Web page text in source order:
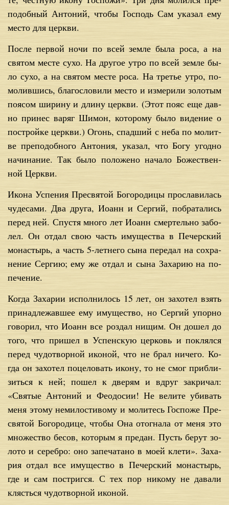
по­доб­ный Ан­то­ний, чтобы Гос­подь Сам ука­зал ему
ме­сто для церк­ви.
По­сле пер­вой но­чи по всей зем­ле бы­ла ро­са, а на
свя­том ме­сте су­хо. На дру­гое утро по всей зем­ле бы­
ло су­хо, а на свя­том ме­сте ро­са. На тре­тье утро, по­
мо­лив­шись, бла­го­сло­ви­ли ме­сто и из­ме­ри­ли зо­ло­тым
по­я­сом ши­ри­ну и дли­ну церк­ви. (Этот по­яс еще дав­
но при­нес ва­ряг Ши­мон, ко­то­ро­му бы­ло ви­де­ние о
по­строй­ке церк­ви.) Огонь, спад­ший с неба по мо­лит­
ве пре­по­доб­но­го Ан­то­ния, ука­зал, что Бо­гу угод­но
на­чи­на­ние. Так бы­ло по­ло­же­но на­ча­ло Бо­же­ствен­
ной Церк­ви.
Ико­на Успе­ния Пре­свя­той Бо­го­ро­ди­цы про­сла­ви­лась
чу­де­са­ми. Два дру­га, Иоанн и Сер­гий, по­бра­та­лись
пе­ред ней. Спу­стя мно­го лет Иоанн смер­тель­но за­бо­
лел. Он от­дал свою часть иму­ще­ства в Пе­чер­ский
мо­на­стырь, а часть 5-лет­не­го сы­на пе­ре­дал на со­хра­
не­ние Сер­гию; ему же от­дал и сы­на За­ха­рию на по­
пе­че­ние.
Ко­гда За­ха­рии ис­пол­ни­лось 15 лет, он за­хо­тел взять
при­над­ле­жав­шее ему иму­ще­ство, но Сер­гий упор­но
го­во­рил, что Иоанн все роз­дал ни­щим. Он до­шел до
то­го, что при­шел в Успен­скую цер­ковь и по­клял­ся
пе­ред чу­до­твор­ной ико­ной, что не брал ни­че­го. Ко­
гда он за­хо­тел по­це­ло­вать ико­ну, то не смог при­бли­
зить­ся к ней; по­шел к две­рям и вдруг за­кри­чал:
«Свя­тые Ан­то­ний и Фе­о­до­сии! Не ве­ли­те уби­вать
ме­ня это­му неми­ло­сти­во­му и мо­ли­тесь Гос­по­же Пре­
свя­той Бо­го­ро­ди­це, чтобы Она ото­гна­ла от ме­ня это
мно­же­ство бе­сов, ко­то­рым я пре­дан. Пусть бе­рут зо­
ло­то и се­реб­ро: оно за­пе­ча­та­но в мо­ей кле­ти». За­ха­
рия от­дал все иму­ще­ство в Пе­чер­ский мо­на­стырь,
где и сам по­стриг­ся. С тех пор ни­ко­му не да­ва­ли
клясть­ся чу­до­твор­ной ико­ной.